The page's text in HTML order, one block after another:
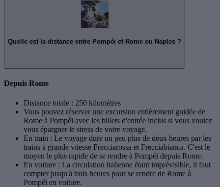
Quelle est la distance entre Pompéi et Rome ou Naples ?
Depuis Rome
Distance totale : 250 kilomètres
Vous pouvez réserver une excursion entièrement guidée de
Rome à Pompéi avec les billets d'entrée inclus si vous voulez
vous épargner le stress de votre voyage.
En train : Le voyage dure un peu plus de deux heures par les
trains à grande vitesse Frecciarossa et Frecciabianca. C'est le
moyen le plus rapide de se rendre à Pompéi depuis Rome.
En voiture : La circulation italienne étant imprévisible, il faut
compter jusqu'à trois heures pour se rendre de Rome à
Pompéi en voiture.